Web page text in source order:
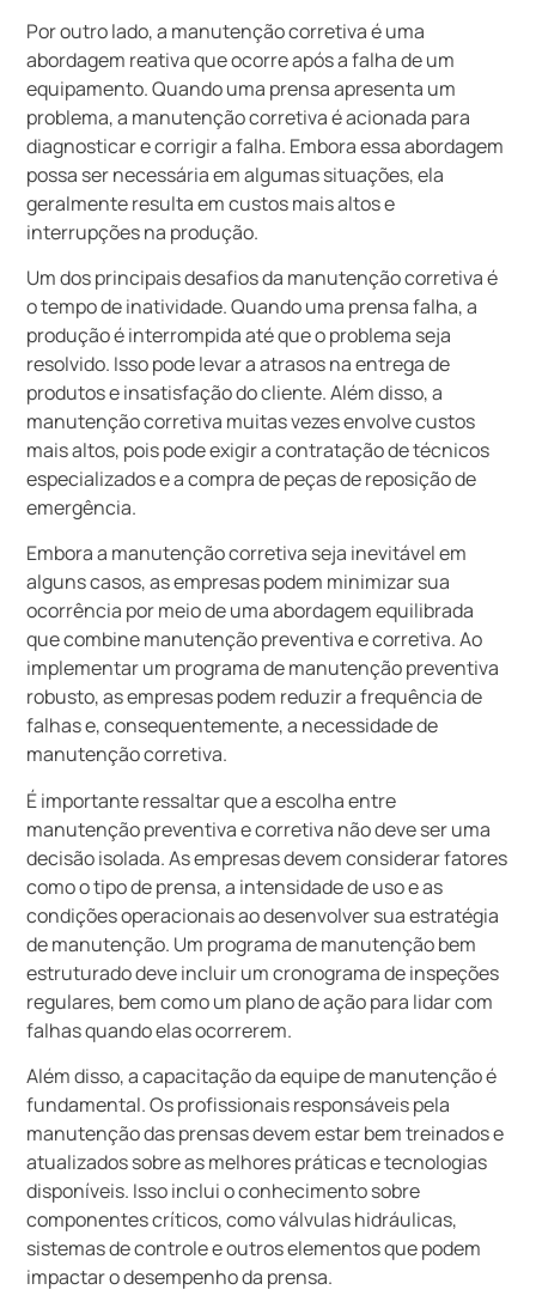
Por outro lado, a manutenção corretiva é uma
abordagem reativa que ocorre após a falha de um
equipamento. Quando uma prensa apresenta um
problema, a manutenção corretiva é acionada para
diagnosticar e corrigir a falha. Embora essa abordagem
possa ser necessária em algumas situações, ela
geralmente resulta em custos mais altos e
interrupções na produção.
Um dos principais desafios da manutenção corretiva é
o tempo de inatividade. Quando uma prensa falha, a
produção é interrompida até que o problema seja
resolvido. Isso pode levar a atrasos na entrega de
produtos e insatisfação do cliente. Além disso, a
manutenção corretiva muitas vezes envolve custos
mais altos, pois pode exigir a contratação de técnicos
especializados e a compra de peças de reposição de
emergência.
Embora a manutenção corretiva seja inevitável em
alguns casos, as empresas podem minimizar sua
ocorrência por meio de uma abordagem equilibrada
que combine manutenção preventiva e corretiva. Ao
implementar um programa de manutenção preventiva
robusto, as empresas podem reduzir a frequência de
falhas e, consequentemente, a necessidade de
manutenção corretiva.
É importante ressaltar que a escolha entre
manutenção preventiva e corretiva não deve ser uma
decisão isolada. As empresas devem considerar fatores
como o tipo de prensa, a intensidade de uso e as
condições operacionais ao desenvolver sua estratégia
de manutenção. Um programa de manutenção bem
estruturado deve incluir um cronograma de inspeções
regulares, bem como um plano de ação para lidar com
falhas quando elas ocorrerem.
Além disso, a capacitação da equipe de manutenção é
fundamental. Os profissionais responsáveis pela
manutenção das prensas devem estar bem treinados e
atualizados sobre as melhores práticas e tecnologias
disponíveis. Isso inclui o conhecimento sobre
componentes críticos, como válvulas hidráulicas,
sistemas de controle e outros elementos que podem
impactar o desempenho da prensa.